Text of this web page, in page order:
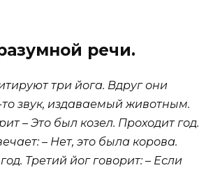
речи.
три йога. Вдруг они
звук, издаваемый животным.
– Это был козел. Проходит год.
– Нет, это была корова.
Третий йог говорит: – Если